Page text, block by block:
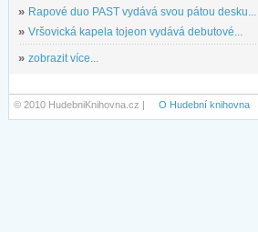
» Rapové duo PAST vydává svou pátou desku...
» Vršovická kapela tojeon vydává debutové...
» zobrazit více...
© 2010 HudebniKnihovna.cz | O Hudební knihovna